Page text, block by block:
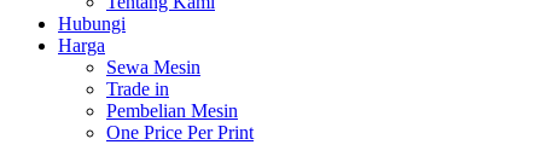
Hubungi
Harga
Sewa Mesin
Trade in
Pembelian Mesin
One Price Per Print